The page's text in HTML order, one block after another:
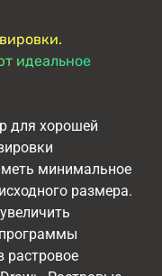
идеальное
для хорошей
минимальное
размера.
растровое